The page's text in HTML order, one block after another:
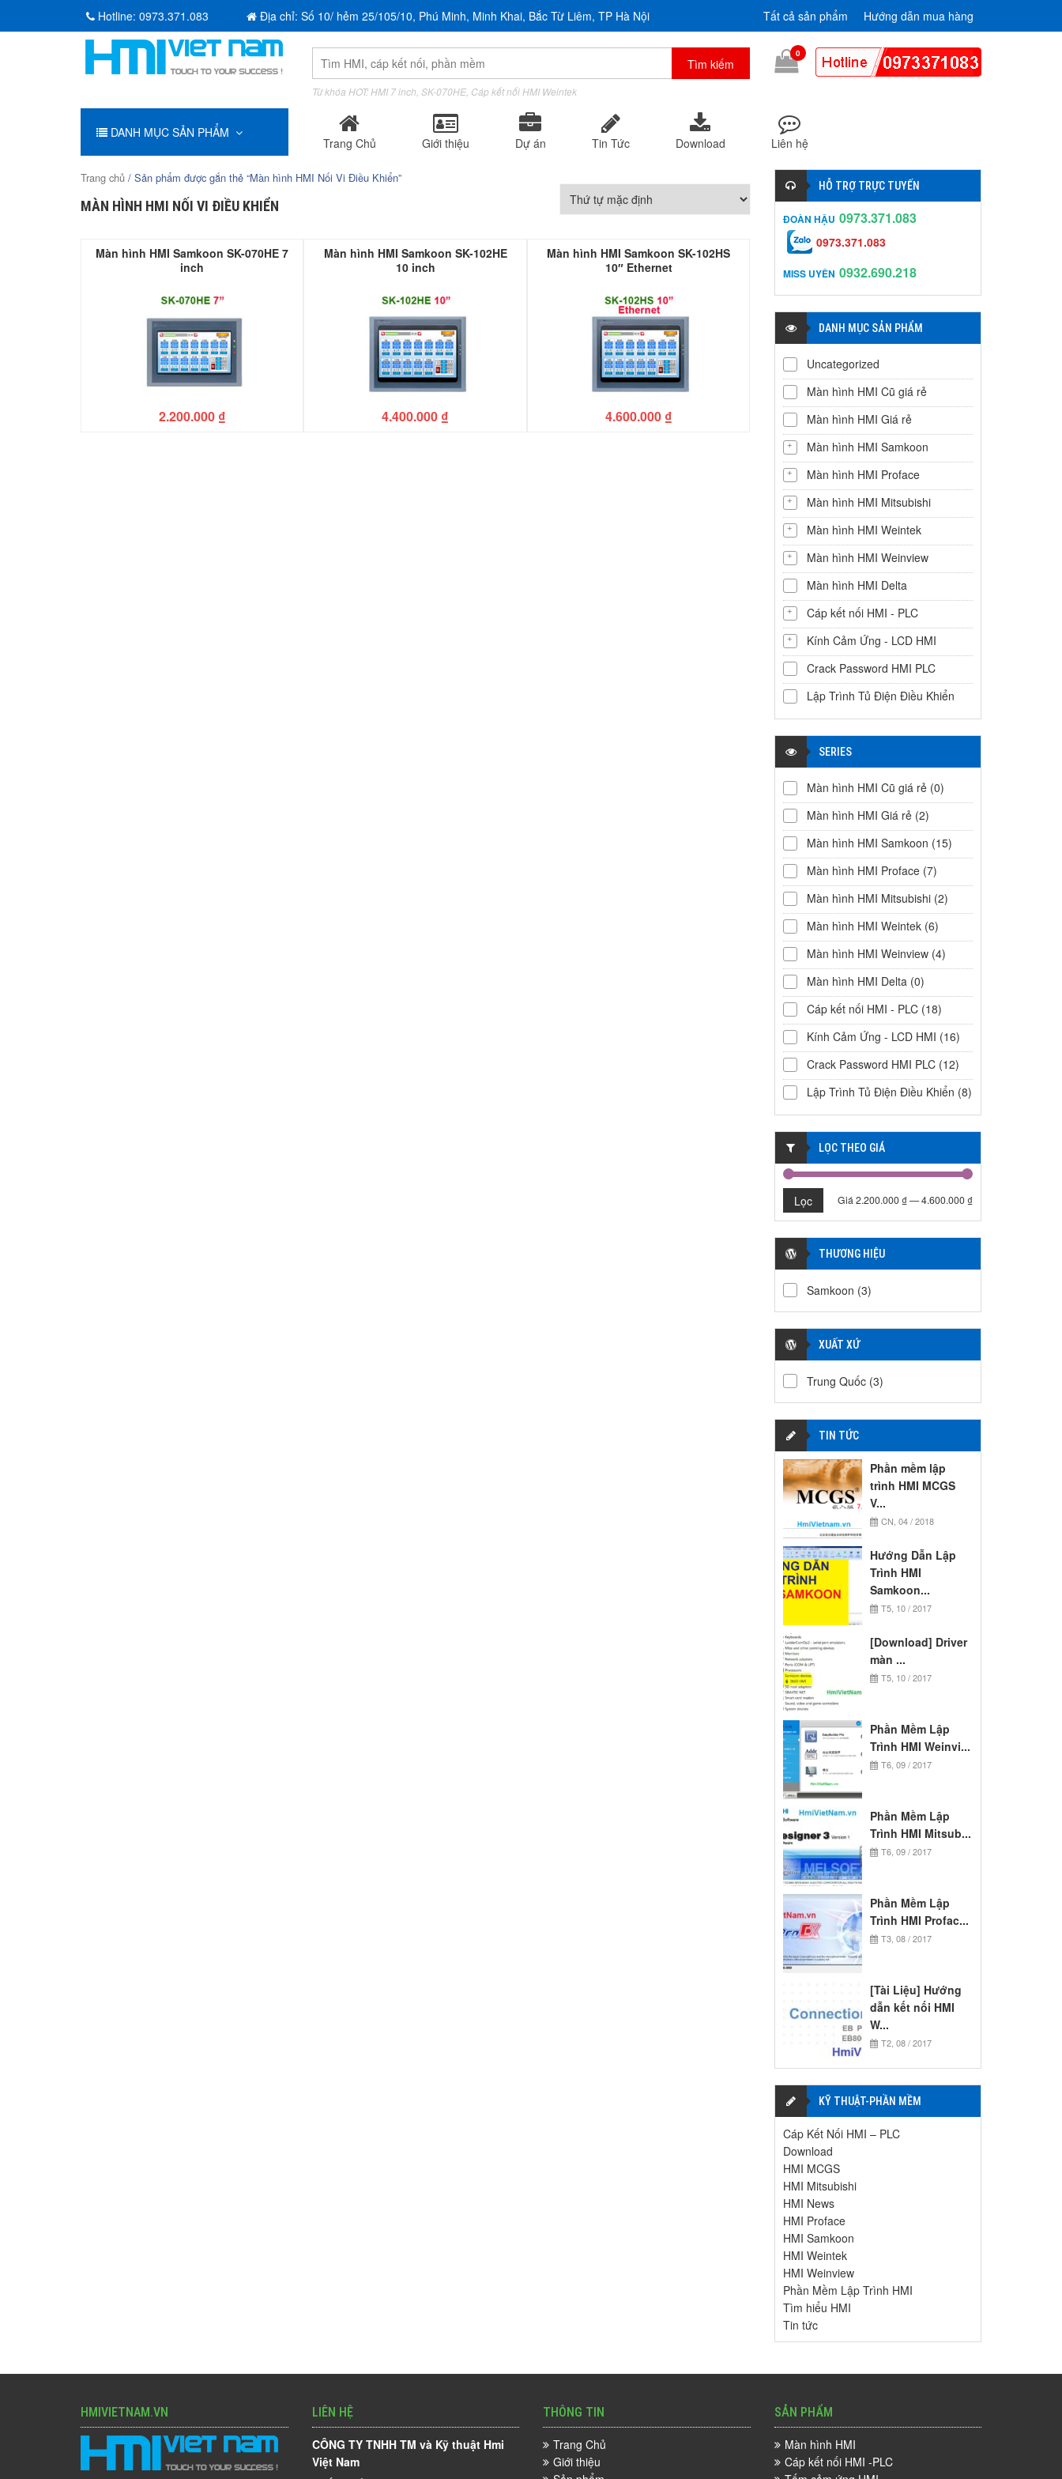
Hotline: 0973.371.083 Địa chỉ: Số 10/ hẻm 25/105/10, Phú Minh, Minh Khai, Bắc Từ Liêm, TP Hà Nội Tất cả sản phẩm Hướng dẫn mua hàng
Tìm
kiếm:
Từ khóa HOT: HMI 7 inch, SK-070HE, Cáp kết nối HMI Weintek
0
DANH MỤC SẢN PHẨM
Trang Chủ Giới thiệu Dự án Tin Tức Download Liên hệ
Trang chủ / Sản phẩm được gắn thẻ “Màn hình HMI Nối Vi Điều Khiển”
MÀN HÌNH HMI NỐI VI ĐIỀU KHIỂN
Màn hình HMI Samkoon SK-070HE 7
inch
2.200.000 ₫
Màn hình HMI Samkoon SK-102HE
10 inch
4.400.000 ₫
Màn hình HMI Samkoon SK-102HS
10″ Ethernet
4.600.000 ₫
HỖ TRỢ TRỰC TUYẾN
ĐOÀN HẬU 0973.371.083
0973.371.083
MISS UYÊN 0932.690.218
DANH MỤC SẢN PHẨM
Uncategorized
Màn hình HMI Cũ giá rẻ
Màn hình HMI Giá rẻ
Màn hình HMI Samkoon
Màn hình HMI Proface
Màn hình HMI Mitsubishi
Màn hình HMI Weintek
Màn hình HMI Weinview
Màn hình HMI Delta
Cáp kết nối HMI - PLC
Kính Cảm Ứng - LCD HMI
Crack Password HMI PLC
Lập Trình Tủ Điện Điều Khiển
SERIES
Màn hình HMI Cũ giá rẻ (0)
Màn hình HMI Giá rẻ (2)
Màn hình HMI Samkoon (15)
Màn hình HMI Proface (7)
Màn hình HMI Mitsubishi (2)
Màn hình HMI Weintek (6)
Màn hình HMI Weinview (4)
Màn hình HMI Delta (0)
Cáp kết nối HMI - PLC (18)
Kính Cảm Ứng - LCD HMI (16)
Crack Password HMI PLC (12)
Lập Trình Tủ Điện Điều Khiển (8)
LỌC THEO GIÁ
Lọc Giá 2.200.000 ₫—4.600.000 ₫
THƯƠNG HIỆU
Samkoon (3)
XUẤT XỨ
Trung Quốc (3)
TIN TỨC
Phần mềm lập
trình HMI MCGS
V...
CN, 04 / 2018
Hướng Dẫn Lập
Trình HMI
Samkoon...
T5, 10 / 2017
[Download] Driver
màn ...
T5, 10 / 2017
Phần Mềm Lập
Trình HMI Weinvi...
T6, 09 / 2017
Phần Mềm Lập
Trình HMI Mitsub...
T6, 09 / 2017
Phần Mềm Lập
Trình HMI Profac...
T3, 08 / 2017
[Tài Liệu] Hướng
dẫn kết nối HMI
W...
T2, 08 / 2017
KỸ THUẬT-PHẦN MỀM
Cáp Kết Nối HMI – PLC
Download
HMI MCGS
HMI Mitsubishi
HMI News
HMI Proface
HMI Samkoon
HMI Weintek
HMI Weinview
Phần Mềm Lập Trình HMI
Tìm hiểu HMI
Tin tức
HMIVIETNAM.VN LIÊN HỆ
CÔNG TY TNHH TM và Kỹ thuật Hmi
Việt Nam
THÔNG TIN
Trang Chủ
Giới thiệu
SẢN PHẨM
Màn hình HMI
Cáp kết nối HMI -PLC